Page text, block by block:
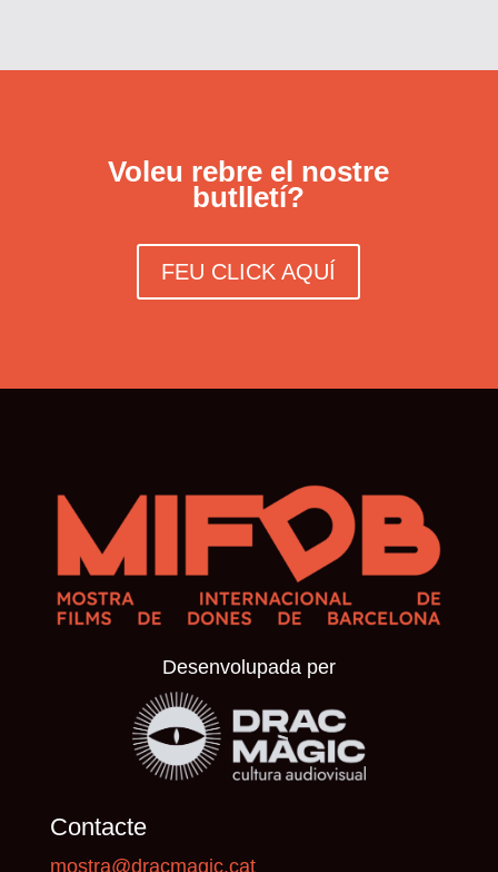
Voleu rebre el nostre
butlletí?
FEU CLICK AQUÍ
Desenvolupada per
Contacte
mostra@dracmagic.cat